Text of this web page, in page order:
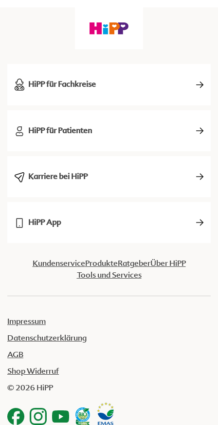
HiPP für Fachkreise
HiPP für Patienten
Karriere bei HiPP
HiPP App
KundenserviceProdukteRatgeberÜber HiPP
Tools und Services
Impressum
Datenschutzerklärung
AGB
Shop Widerruf
© 2026 HiPP